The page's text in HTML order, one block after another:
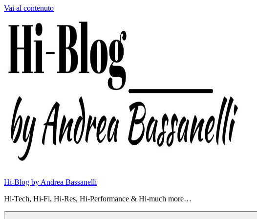
Vai al contenuto
Hi-Blog by Andrea Bassanelli
Hi-Tech, Hi-Fi, Hi-Res, Hi-Performance & Hi-much more…